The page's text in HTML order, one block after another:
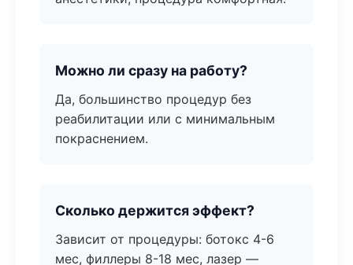
Можно ли сразу на работу?
Да, большинство процедур без
реабилитации или с минимальным
покраснением.
Сколько держится эффект?
Зависит от процедуры: ботокс 4-6
мес, филлеры 8-18 мес, лазер —